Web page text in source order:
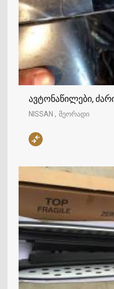
ავტონაწილები,
NISSAN მეორადი